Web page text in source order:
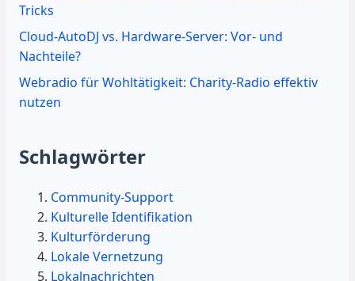
Tricks
Cloud-AutoDJ vs. Hardware-Server: Vor- und
Nachteile?
Webradio für Wohltätigkeit: Charity-Radio effektiv
nutzen
Schlagwörter
Community-Support
Kulturelle Identifikation
Kulturförderung
Lokale Vernetzung
Lokalnachrichten